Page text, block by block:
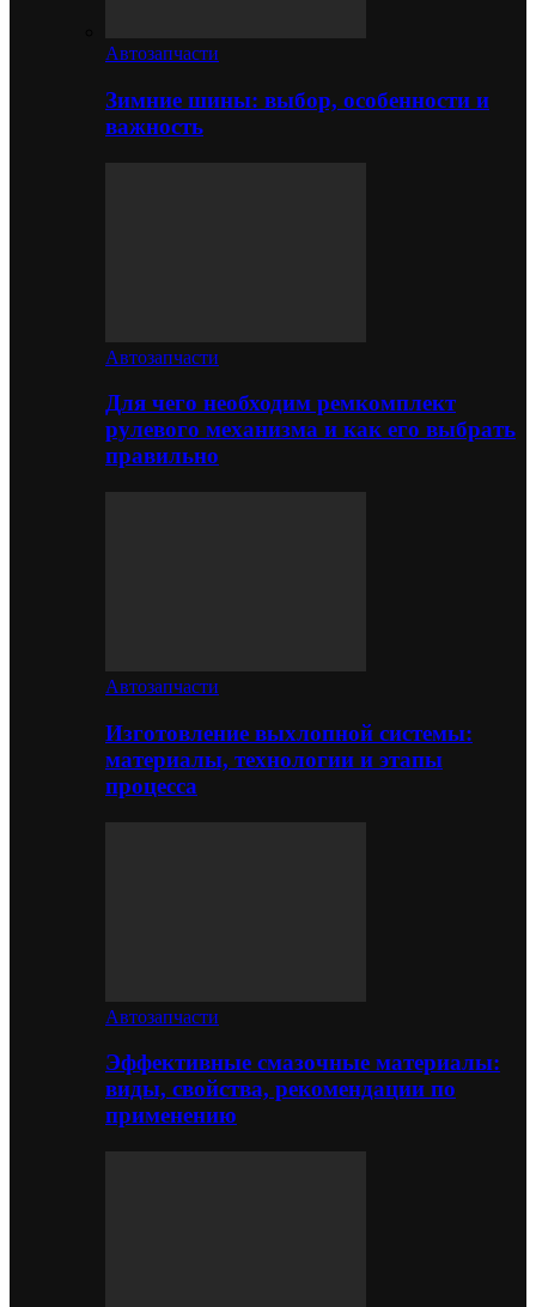
Автозапчасти
Зимние шины: выбор, особенности и
важность
Автозапчасти
Для чего необходим ремкомплект
рулевого механизма и как его выбрать
правильно
Автозапчасти
Изготовление выхлопной системы:
материалы, технологии и этапы
процесса
Автозапчасти
Эффективные смазочные материалы:
виды, свойства, рекомендации по
применению